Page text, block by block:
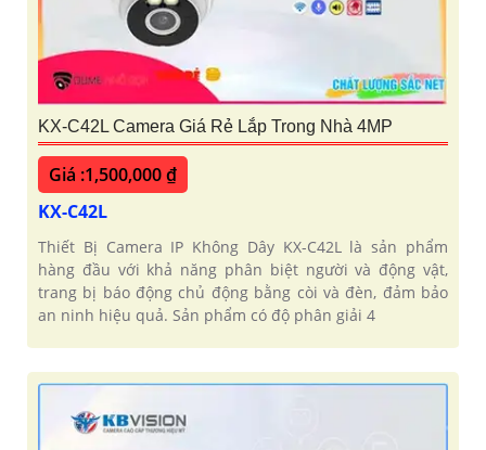
KX-C42L Camera Giá Rẻ Lắp Trong Nhà 4MP
Giá :1,500,000 ₫
KX-C42L
Thiết Bị Camera IP Không Dây KX-C42L là sản phẩm
hàng đầu với khả năng phân biệt người và động vật,
trang bị báo động chủ động bằng còi và đèn, đảm bảo
an ninh hiệu quả. Sản phẩm có độ phân giải 4